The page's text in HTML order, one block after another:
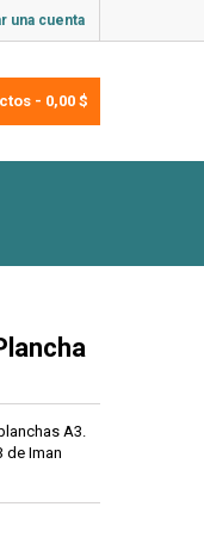
una cuenta
- 0,00 $
A3.
de Iman